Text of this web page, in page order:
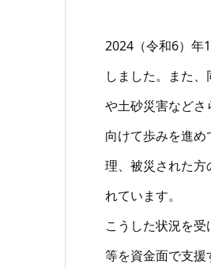
2024（令和6）年
しました。また
や土砂災害など
向けて歩みを進
理、被災された
れています。
こうした状況を
等を資金面で支